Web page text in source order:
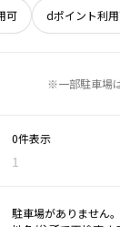
可 dポイント利
※一部駐車場
0件表示
1
駐車場がありません。